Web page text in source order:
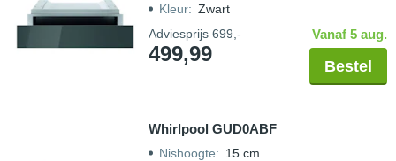
Kleur: Zwart
Adviesprijs 699,-
499,99
Vanaf 5 aug.
Bestel
Whirlpool GUD0ABF
Nishoogte: 15 cm